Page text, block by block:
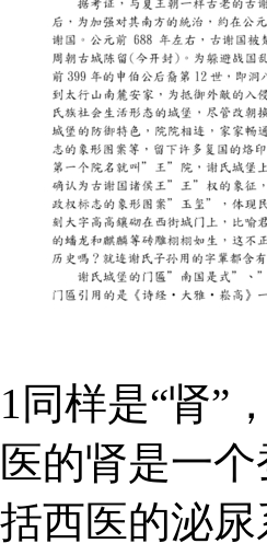
1同样是“肾”
医的肾是一
括西医的泌